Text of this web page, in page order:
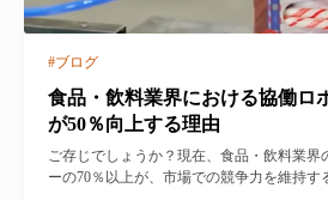
#ブログ
食品・飲料業界における協働ロ
が50％向上する理由
ご存じでしょうか？現在、食品・飲料業界
ーの70％以上が、市場での競争力を維持す